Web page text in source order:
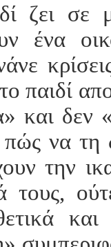
ζει σε
ένα
το παιδί
και δεν
πώς να τη
την
τους,